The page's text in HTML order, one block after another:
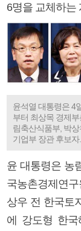
6명을 교체하는
윤석열 대통령은 4
부터 최상목 경제
림축산식품부, 박
기업부 장관 후보
윤 대통령은 농
국농촌경제연
상우 전 한국토
에 강도형 한국